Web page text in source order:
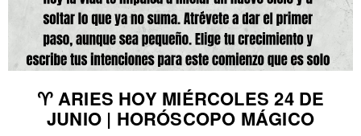
♈ ARIES HOY MIÉRCOLES 24 DE
JUNIO | HORÓSCOPO MÁGICO